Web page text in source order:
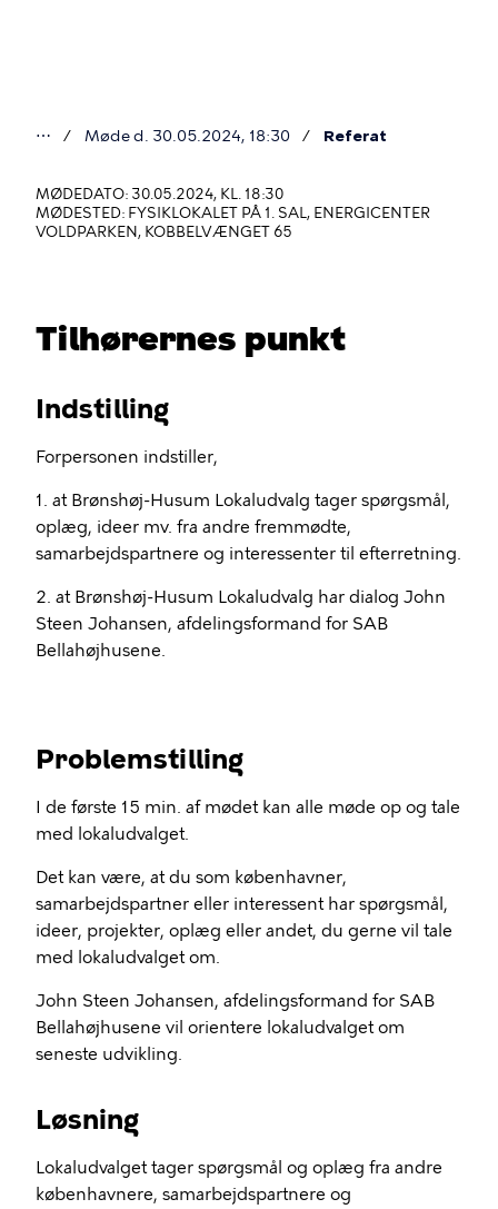
er
her
⋯ Møde d. 30.05.2024, 18:30 Referat
MØDEDATO: 30.05.2024, KL. 18:30
MØDESTED: FYSIKLOKALET PÅ 1. SAL, ENERGICENTER
VOLDPARKEN, KOBBELVÆNGET 65
Tilhørernes punkt
Indstilling
Forpersonen indstiller,
1. at Brønshøj-Husum Lokaludvalg tager spørgsmål,
oplæg, ideer mv. fra andre fremmødte,
samarbejdspartnere og interessenter til efterretning.
2. at Brønshøj-Husum Lokaludvalg har dialog John
Steen Johansen, afdelingsformand for SAB
Bellahøjhusene.
Problemstilling
I de første 15 min. af mødet kan alle møde op og tale
med lokaludvalget.
Det kan være, at du som københavner,
samarbejdspartner eller interessent har spørgsmål,
ideer, projekter, oplæg eller andet, du gerne vil tale
med lokaludvalget om.
John Steen Johansen, afdelingsformand for SAB
Bellahøjhusene vil orientere lokaludvalget om
seneste udvikling.
Løsning
Lokaludvalget tager spørgsmål og oplæg fra andre
københavnere, samarbejdspartnere og